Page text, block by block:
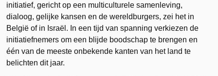
initiatief, gericht op een multiculturele samenleving,
dialoog, gelijke kansen en de wereldburgers, zei het in
België of in Israël. In een tijd van spanning verkiezen de
initiatiefnemers om een blijde boodschap te brengen en
één van de meeste onbekende kanten van het land te
belichten dit jaar.